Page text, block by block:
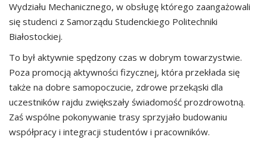
Wydziału Mechanicznego, w obsługę którego zaangażowali
się studenci z Samorządu Studenckiego Politechniki
Białostockiej.
To był aktywnie spędzony czas w dobrym towarzystwie.
Poza promocją aktywności fizycznej, która przekłada się
także na dobre samopoczucie, zdrowe przekąski dla
uczestników rajdu zwiększały świadomość prozdrowotną.
Zaś wspólne pokonywanie trasy sprzyjało budowaniu
współpracy i integracji studentów i pracowników.